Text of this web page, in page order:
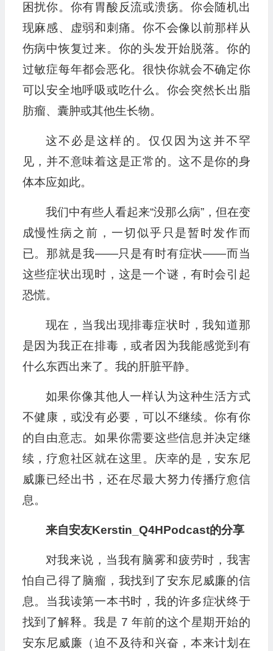
困扰你。你有胃酸反流或溃疡。你会随机出
现麻感、虚弱和刺痛。你不会像以前那样从
伤病中恢复过来。你的头发开始脱落。你的
过敏症每年都会恶化。很快你就会不确定你
可以安全地呼吸或吃什么。你会突然长出脂
肪瘤、囊肿或其他生长物。
这不必是这样的。仅仅因为这并不罕
见，并不意味着这是正常的。这不是你的身
体本应如此。
我们中有些人看起来“没那么病”，但在变
成慢性病之前，一切似乎只是暂时发作而
已。那就是我——只是有时有症状——而当
这些症状出现时，这是一个谜，有时会引起
恐慌。
现在，当我出现排毒症状时，我知道那
是因为我正在排毒，或者因为我能感觉到有
什么东西出来了。我的肝脏平静。
如果你像其他人一样认为这种生活方式
不健康，或没有必要，可以不继续。你有你
的自由意志。如果你需要这些信息并决定继
续，疗愈社区就在这里。庆幸的是，安东尼
威廉已经出书，还在尽最大努力传播疗愈信
息。
来自安友Kerstin_Q4HPodcast的分享
对我来说，当我有脑雾和疲劳时，我害
怕自己得了脑瘤，我找到了安东尼威廉的信
息。当我读第一本书时，我的许多症状终于
找到了解释。我是 7 年前的这个星期开始的
安东尼威廉（迫不及待和兴奋，本来计划在